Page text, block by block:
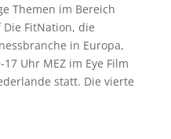
Themen im Bereich
FitNation, die
in Europa,
Uhr MEZ im Eye Film
statt. Die vierte